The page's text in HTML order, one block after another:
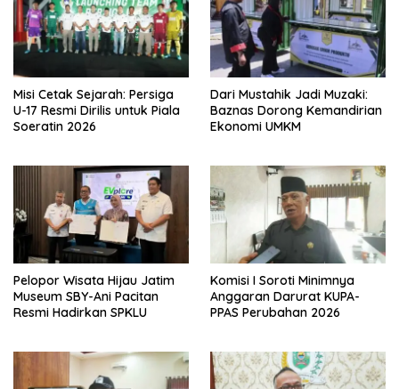
Misi Cetak Sejarah: Persiga
U-17 Resmi Dirilis untuk Piala
Soeratin 2026
Dari Mustahik Jadi Muzaki:
Baznas Dorong Kemandirian
Ekonomi UMKM
Pelopor Wisata Hijau Jatim
Museum SBY-Ani Pacitan
Resmi Hadirkan SPKLU
Komisi I Soroti Minimnya
Anggaran Darurat KUPA-
PPAS Perubahan 2026